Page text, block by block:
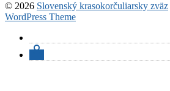
© 2026 Slovenský krasokorčuliarsky zväz
WordPress Theme